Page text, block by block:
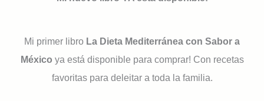
Mi primer libro La Dieta Mediterránea con Sabor a
México ya está disponible para comprar! Con recetas
favoritas para deleitar a toda la familia.